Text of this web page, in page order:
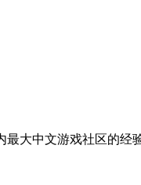
大中文游戏社区的